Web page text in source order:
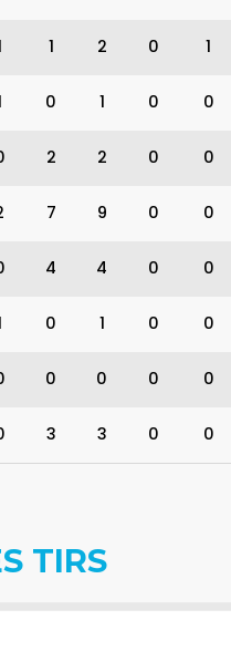
1 2 0 1
0 1 0 0
2 2 0 0
7 9 0 0
4 4 0 0
0 1 0 0
0 0 0 0
3 3 0 0
TIRS